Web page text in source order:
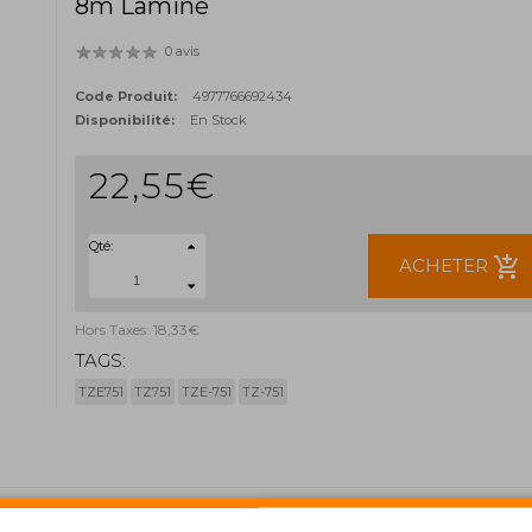
8m Laminé
0 avis
Code Produit:
4977766692434
Disponibilité:
En Stock
22,55€
Qté:
ACHETER add_shopping_cart
Hors Taxes: 18,33€
TAGS:
TZE751 TZ751 TZE-751 TZ-751